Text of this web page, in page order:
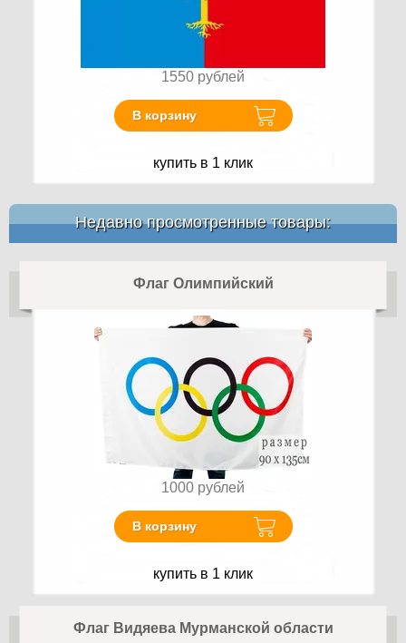
1550 рублей
В корзину
купить в 1 клик
Недавно просмотренные товары:
Флаг Олимпийский
1000 рублей
В корзину
купить в 1 клик
Флаг Видяева Мурманской области